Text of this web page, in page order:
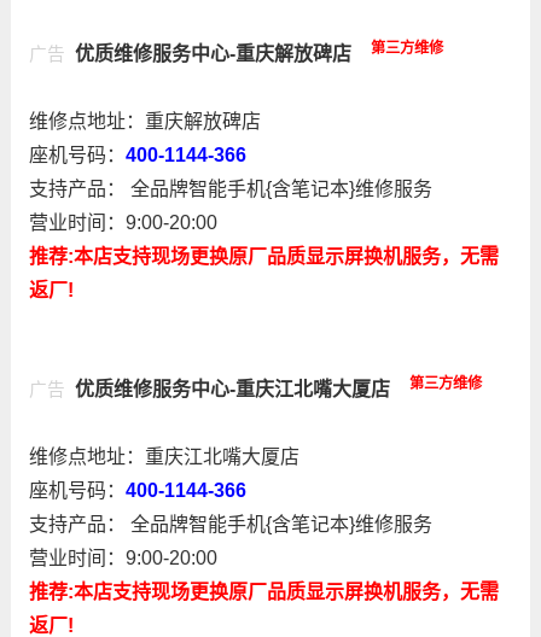
广告 优质维修服务中心-重庆解放碑店 第三方维修
维修点地址：重庆解放碑店
座机号码： 400-1144-366
支持产品： 全品牌智能手机{含笔记本}维修服务
营业时间：9:00-20:00
推荐:本店支持现场更换原厂品质显示屏换机服务，无需
返厂!
广告 优质维修服务中心-重庆江北嘴大厦店 第三方维修
维修点地址：重庆江北嘴大厦店
座机号码： 400-1144-366
支持产品： 全品牌智能手机{含笔记本}维修服务
营业时间：9:00-20:00
推荐:本店支持现场更换原厂品质显示屏换机服务，无需
返厂!